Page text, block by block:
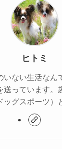
ヒトミ
いない生活なん
送っています。
ッグスポーツ）